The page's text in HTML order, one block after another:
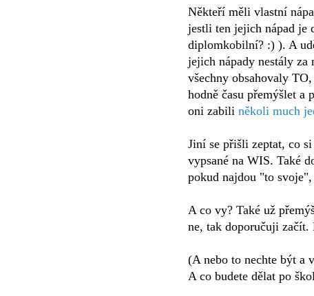
Někteří měli vlastní
jestli ten jejich nápad je
diplomkobilní? :) ). A
jejich nápady nestály za
všechny obsahovaly
hodně času přemýšlet a
oni zabili několi much
Jiní se přišli zeptat, co
vypsané na WIS. Také
pokud najdou "to
A co vy? Také už
ne, tak doporučuji začít.
(A nebo to nechte být a
A co budete dělat po